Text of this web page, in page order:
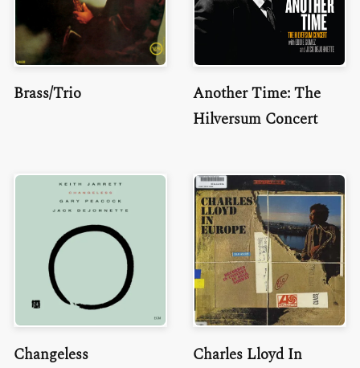
Brass/Trio
Another Time: The
Hilversum Concert
Changeless
Charles Lloyd In